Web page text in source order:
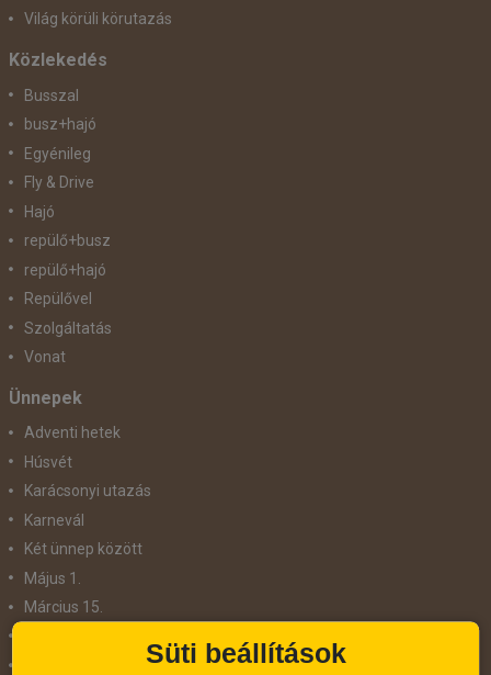
Világ körüli körutazás
Közlekedés
Busszal
busz+hajó
Egyénileg
Fly & Drive
Hajó
repülő+busz
repülő+hajó
Repülővel
Szolgáltatás
Vonat
Ünnepek
Adventi hetek
Húsvét
Karácsonyi utazás
Karnevál
Két ünnep között
Május 1.
Március 15.
Süti beállítások